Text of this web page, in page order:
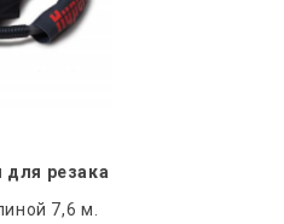
резака
7,6 м.